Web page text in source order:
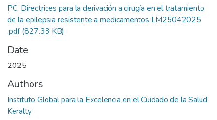
PC. Directrices para la derivación a cirugía en el tratamiento
de la epilepsia resistente a medicamentos LM25042025
.pdf(827.33 KB)
Date
2025
Authors
Instituto Global para la Excelencia en el Cuidado de la Salud
Keralty